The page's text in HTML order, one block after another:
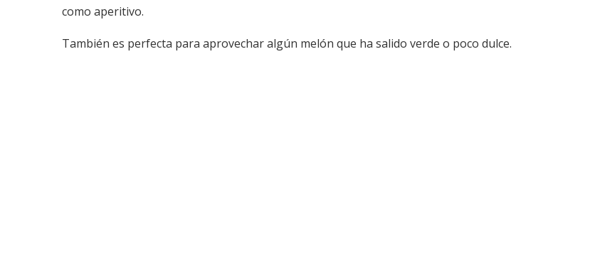
como aperitivo.
También es perfecta para aprovechar algún melón que ha salido verde o poco dulce.